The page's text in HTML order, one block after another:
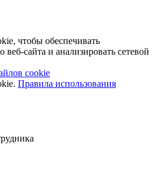
чтобы обеспечивать
сайта и анализировать сетевой
cookie
Правила использования